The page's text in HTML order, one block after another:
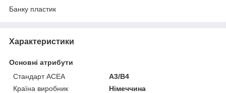
Банку пластик
Характеристики
Основні атрибути
Стандарт ACEA
A3/B4
Країна виробник
Німеччина